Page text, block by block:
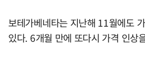
보테가베네타는 지난해 11월에도
있다. 6개월 만에 또다시 가격 인상